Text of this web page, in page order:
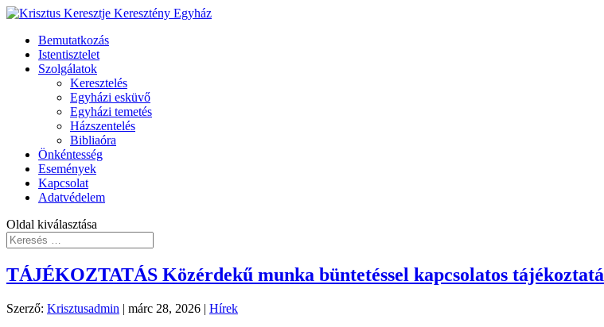
Bemutatkozás
Istentisztelet
Szolgálatok
Keresztelés
Egyházi esküvő
Egyházi temetés
Házszentelés
Bibliaóra
Önkéntesség
Események
Kapcsolat
Adatvédelem
Oldal kiválasztása
TÁJÉKOZTATÁS Közérdekű munka büntetéssel kapcsolatos tájékoztatá
Szerző: Krisztusadmin | márc 28, 2026 | Hírek